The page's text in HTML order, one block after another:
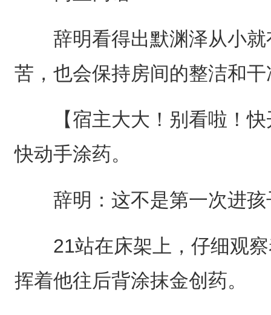
辞明看得出默渊泽从小就
苦，也会保持房间的整洁和干
【宿主大大！别看啦！快
快动手涂药。
辞明：这不是第一次进孩
21站在床架上，仔细观察
挥着他往后背涂抹金创药。